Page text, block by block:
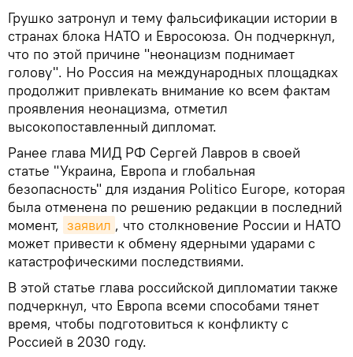
Грушко затронул и тему фальсификации истории в
странах блока НАТО и Евросоюза. Он подчеркнул,
что по этой причине "неонацизм поднимает
голову". Но Россия на международных площадках
продолжит привлекать внимание ко всем фактам
проявления неонацизма, отметил
высокопоставленный дипломат.
Ранее глава МИД РФ Сергей Лавров в своей
статье "Украина, Европа и глобальная
безопасность" для издания Politico Europe, которая
была отменена по решению редакции в последний
момент, заявил , что столкновение России и НАТО
может привести к обмену ядерными ударами с
катастрофическими последствиями.
В этой статье глава российской дипломатии также
подчеркнул, что Европа всеми способами тянет
время, чтобы подготовиться к конфликту с
Россией в 2030 году.